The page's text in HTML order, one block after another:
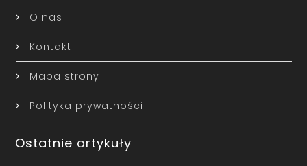
O nas
Kontakt
Mapa strony
Polityka prywatności
Ostatnie artykuły